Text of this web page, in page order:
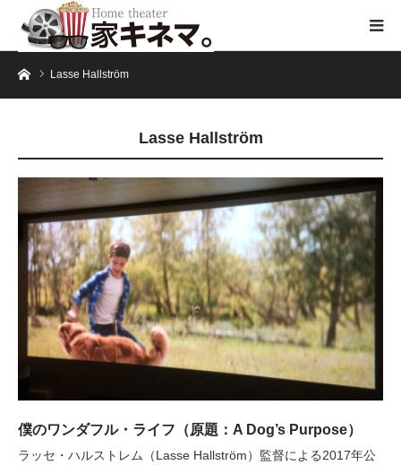
ホームLasse Hallström
Lasse Hallström
僕のワンダフル・ライフ（原題：A Dog’s Purpose）
ラッセ・ハルストレム（Lasse Hallström）監督による2017年公